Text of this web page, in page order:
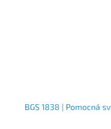
BGS 1838 | Pomocná